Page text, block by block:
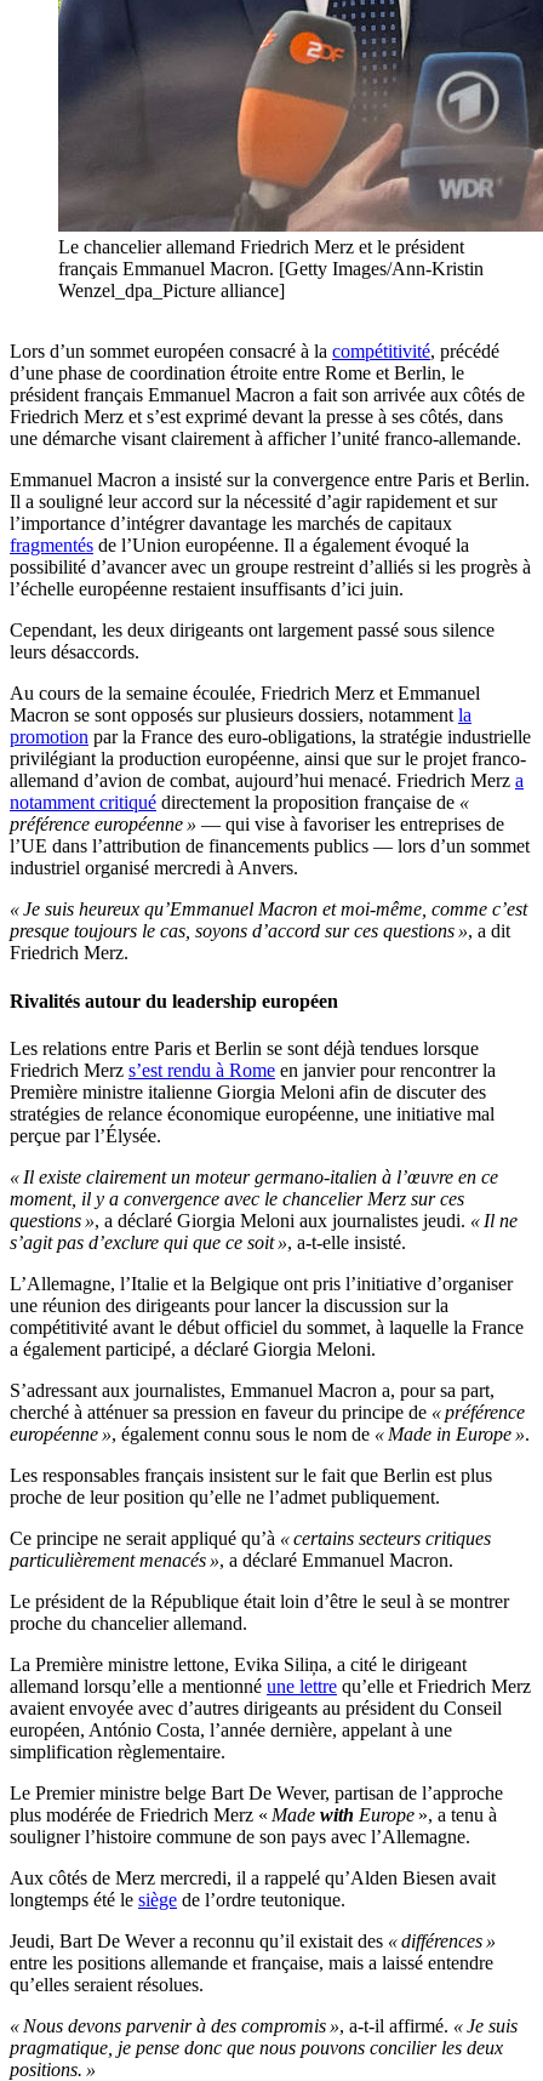
Le chancelier allemand Friedrich Merz et le président
français Emmanuel Macron. [Getty Images/Ann-Kristin
Wenzel_dpa_Picture alliance]
Lors d’un sommet européen consacré à la compétitivité, précédé
d’une phase de coordination étroite entre Rome et Berlin, le
président français Emmanuel Macron a fait son arrivée aux côtés de
Friedrich Merz et s’est exprimé devant la presse à ses côtés, dans
une démarche visant clairement à afficher l’unité franco-allemande.
Emmanuel Macron a insisté sur la convergence entre Paris et Berlin.
Il a souligné leur accord sur la nécessité d’agir rapidement et sur
l’importance d’intégrer davantage les marchés de capitaux
fragmentés de l’Union européenne. Il a également évoqué la
possibilité d’avancer avec un groupe restreint d’alliés si les progrès à
l’échelle européenne restaient insuffisants d’ici juin.
Cependant, les deux dirigeants ont largement passé sous silence
leurs désaccords.
Au cours de la semaine écoulée, Friedrich Merz et Emmanuel
Macron se sont opposés sur plusieurs dossiers, notamment la
promotion par la France des euro-obligations, la stratégie industrielle
privilégiant la production européenne, ainsi que sur le projet franco-
allemand d’avion de combat, aujourd’hui menacé. Friedrich Merz a
notamment critiqué directement la proposition française de «
préférence européenne » — qui vise à favoriser les entreprises de
l’UE dans l’attribution de financements publics — lors d’un sommet
industriel organisé mercredi à Anvers.
« Je suis heureux qu’Emmanuel Macron et moi-même, comme c’est
presque toujours le cas, soyons d’accord sur ces questions », a dit
Friedrich Merz.
Rivalités autour du leadership européen
Les relations entre Paris et Berlin se sont déjà tendues lorsque
Friedrich Merz s’est rendu à Rome en janvier pour rencontrer la
Première ministre italienne Giorgia Meloni afin de discuter des
stratégies de relance économique européenne, une initiative mal
perçue par l’Élysée.
« Il existe clairement un moteur germano-italien à l’œuvre en ce
moment, il y a convergence avec le chancelier Merz sur ces
questions », a déclaré Giorgia Meloni aux journalistes jeudi. « Il ne
s’agit pas d’exclure qui que ce soit », a-t-elle insisté.
L’Allemagne, l’Italie et la Belgique ont pris l’initiative d’organiser
une réunion des dirigeants pour lancer la discussion sur la
compétitivité avant le début officiel du sommet, à laquelle la France
a également participé, a déclaré Giorgia Meloni.
S’adressant aux journalistes, Emmanuel Macron a, pour sa part,
cherché à atténuer sa pression en faveur du principe de « préférence
européenne », également connu sous le nom de « Made in Europe ».
Les responsables français insistent sur le fait que Berlin est plus
proche de leur position qu’elle ne l’admet publiquement.
Ce principe ne serait appliqué qu’à « certains secteurs critiques
particulièrement menacés », a déclaré Emmanuel Macron.
Le président de la République était loin d’être le seul à se montrer
proche du chancelier allemand.
La Première ministre lettone, Evika Siliņa, a cité le dirigeant
allemand lorsqu’elle a mentionné une lettre qu’elle et Friedrich Merz
avaient envoyée avec d’autres dirigeants au président du Conseil
européen, António Costa, l’année dernière, appelant à une
simplification règlementaire.
Le Premier ministre belge Bart De Wever, partisan de l’approche
plus modérée de Friedrich Merz « Made with Europe », a tenu à
souligner l’histoire commune de son pays avec l’Allemagne.
Aux côtés de Merz mercredi, il a rappelé qu’Alden Biesen avait
longtemps été le siège de l’ordre teutonique.
Jeudi, Bart De Wever a reconnu qu’il existait des « différences »
entre les positions allemande et française, mais a laissé entendre
qu’elles seraient résolues.
« Nous devons parvenir à des compromis », a-t-il affirmé. « Je suis
pragmatique, je pense donc que nous pouvons concilier les deux
positions. »